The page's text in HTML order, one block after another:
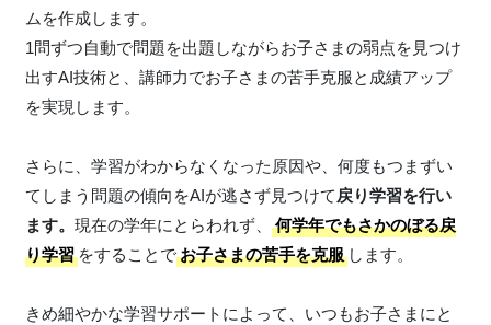
ムを作成します。
1問ずつ自動で問題を出題しながらお子さまの弱点を見つけ
出すAI技術と、講師力でお子さまの苦手克服と成績アップ
を実現します。
さらに、学習がわからなくなった原因や、何度もつまずい
てしまう問題の傾向をAIが逃さず見つけて戻り学習を行い
ます。 現在の学年にとらわれず、
何学年でもさかのぼる戻
り学習をすることでお子さまの苦手を克服します。
きめ細やかな学習サポートによって、いつもお子さまにと